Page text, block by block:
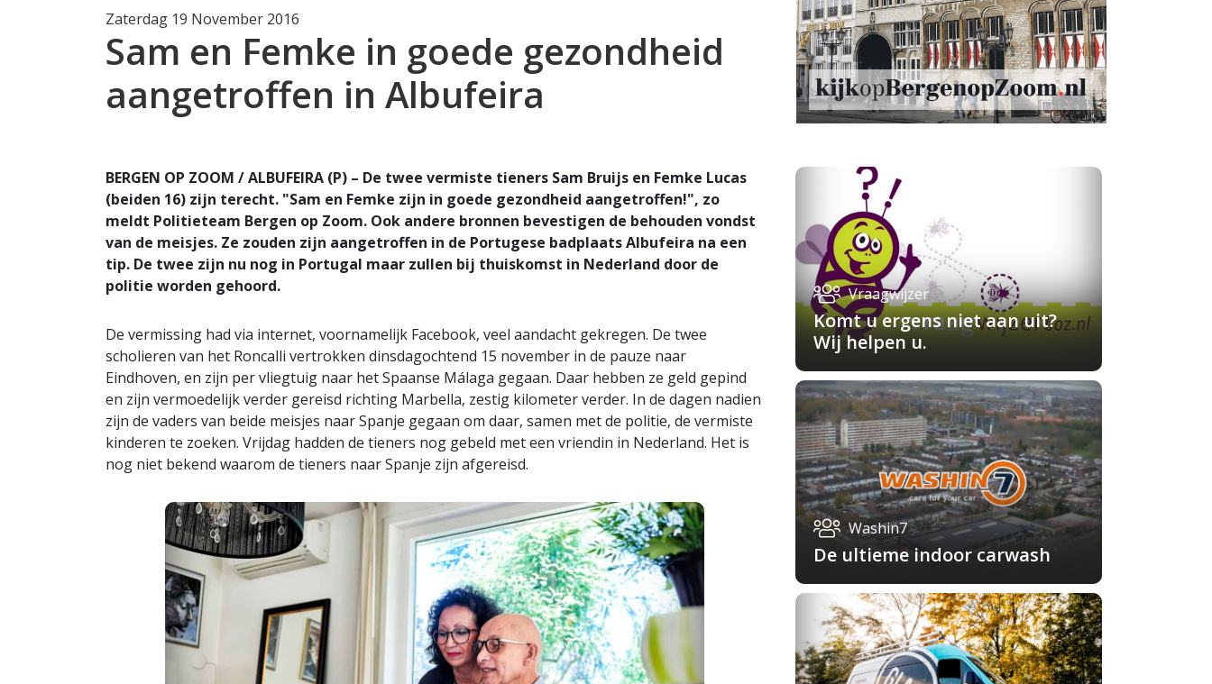
Zaterdag 19 November 2016
Sam en Femke in goede gezondheid
aangetroffen in Albufeira
BERGEN OP ZOOM / ALBUFEIRA (P) – De twee vermiste tieners Sam Bruijs en Femke Lucas
(beiden 16) zijn terecht. "Sam en Femke zijn in goede gezondheid aangetroffen!", zo
meldt Politieteam Bergen op Zoom. Ook andere bronnen bevestigen de behouden vondst
van de meisjes. Ze zouden zijn aangetroffen in de Portugese badplaats Albufeira na een
tip. De twee zijn nu nog in Portugal maar zullen bij thuiskomst in Nederland door de
politie worden gehoord.
De vermissing had via internet, voornamelijk Facebook, veel aandacht gekregen. De twee
scholieren van het Roncalli vertrokken dinsdagochtend 15 november in de pauze naar
Eindhoven, en zijn per vliegtuig naar het Spaanse Málaga gegaan. Daar hebben ze geld gepind
en zijn vermoedelijk verder gereisd richting Marbella, zestig kilometer verder. In de dagen nadien
zijn de vaders van beide meisjes naar Spanje gegaan om daar, samen met de politie, de vermiste
kinderen te zoeken. Vrijdag hadden de tieners nog gebeld met een vriendin in Nederland. Het is
nog niet bekend waarom de tieners naar Spanje zijn afgereisd.
Vraagwijzer
Komt u ergens niet aan uit?
Wij helpen u.
Washin7
De ultieme indoor carwash